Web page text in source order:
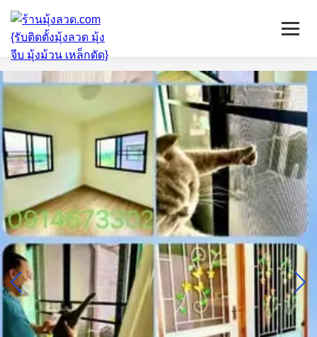
หน้าแรก
มุ้งลวดจีบ
เหล็กดัด
ติดตั้งกระจก
บริการ/พื้นที่ติดตั้ง
บทความ
ติดต่อเรา